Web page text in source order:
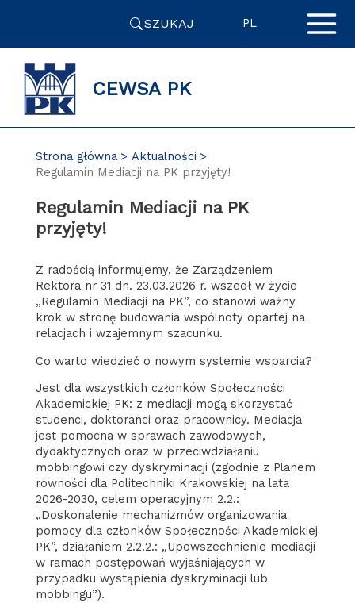
SZUKAJ PL
CEWSA PK
Strona główna
Aktualności
Regulamin Mediacji na PK przyjęty!
Regulamin Mediacji na PK
przyjęty!
Z radością informujemy, że Zarządzeniem
Rektora nr 31 dn. 23.03.2026 r. wszedł w życie
„Regulamin Mediacji na PK”, co stanowi ważny
krok w stronę budowania wspólnoty opartej na
relacjach i wzajemnym szacunku.
Co warto wiedzieć o nowym systemie wsparcia?
Jest dla wszystkich członków Społeczności
Akademickiej PK: z mediacji mogą skorzystać
studenci, doktoranci oraz pracownicy. Mediacja
jest pomocna w sprawach zawodowych,
dydaktycznych oraz w przeciwdziałaniu
mobbingowi czy dyskryminacji (zgodnie z Planem
równości dla Politechniki Krakowskiej na lata
2026-2030, celem operacyjnym 2.2.:
„Doskonalenie mechanizmów organizowania
pomocy dla członków Społeczności Akademickiej
PK”, działaniem 2.2.2.: „Upowszechnienie mediacji
w ramach postępowań wyjaśniających w
przypadku wystąpienia dyskryminacji lub
mobbingu”).